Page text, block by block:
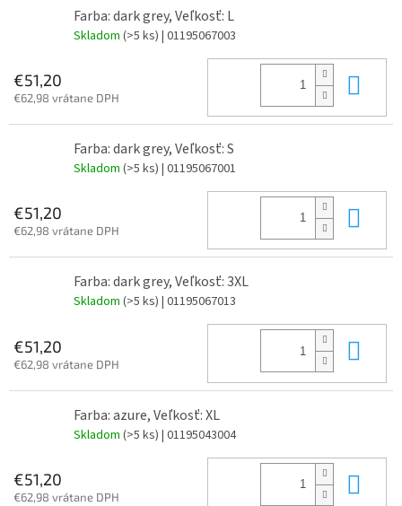
Farba: dark grey, Veľkosť: L
Skladom (>5 ks) | 01195067003
€51,20
€62,98 vrátane DPH
Farba: dark grey, Veľkosť: S
Skladom (>5 ks) | 01195067001
€51,20
€62,98 vrátane DPH
Farba: dark grey, Veľkosť: 3XL
Skladom (>5 ks) | 01195067013
€51,20
€62,98 vrátane DPH
Farba: azure, Veľkosť: XL
Skladom (>5 ks) | 01195043004
€51,20
€62,98 vrátane DPH